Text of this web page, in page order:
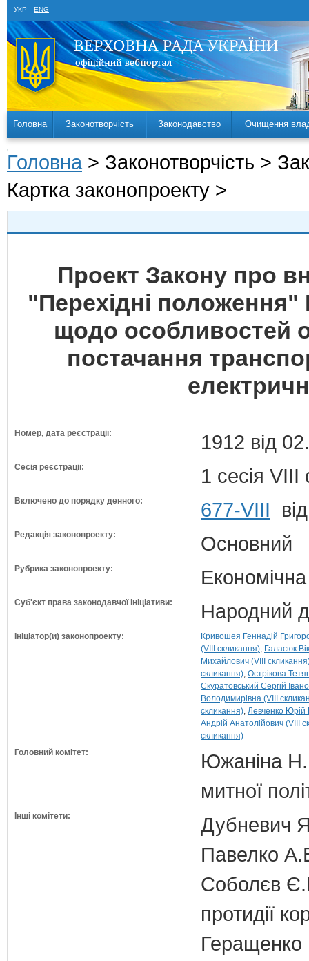
УКР ENG
Головна Законотворчість Законодавство Очищення
Головна > Законотворчість >
Картка законопроекту >
Проект Закону про
"Перехідні положення"
щодо особливостей
постачання
Номер, дата реєстрації: 1912 від
Сесія реєстрації: 1 сесія VIII
Включено до порядку денного: 677-VIII
Редакція законопроекту: Основний
Рубрика законопроекту:
Суб'єкт права законодавчої ініціативи: Народний
Ініціатор(и) законопроекту:
Кривошея Геннадій
(VIII скликання) Галасюк
Михайлович (VIII
скликання) Острікова
Скуратовський Сергій
Володимирівна (VIII
скликання) Левченко Юрій
Андрій Анатолійович (VIII
скликання)
Головний комітет:
Южаніна
митної
Інші комітети:
Дубневич
Павелко
Соболєв
протидії
Геращенко